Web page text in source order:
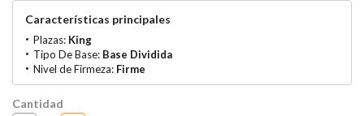
Características principales
Plazas: King
Tipo De Base: Base Dividida
Nivel de Firmeza: Firme
Cantidad